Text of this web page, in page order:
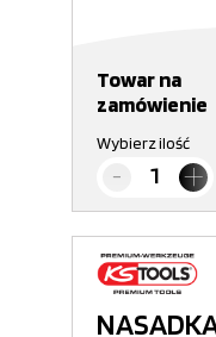
Towar na
zamówienie
Wybierz ilość